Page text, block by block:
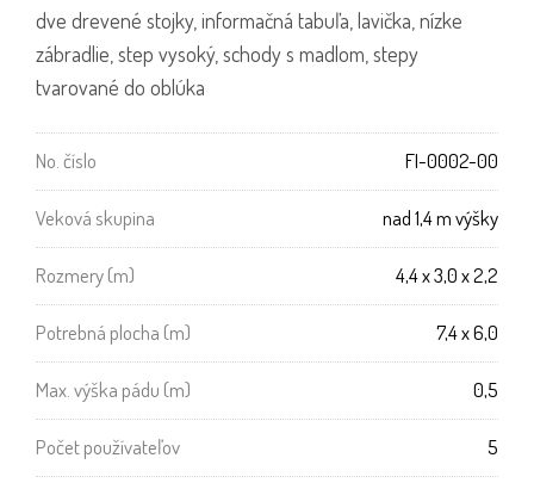
dve drevené stojky, informačná tabuľa, lavička, nízke
zábradlie, step vysoký, schody s madlom, stepy
tvarované do oblúka
No. číslo FI-0002-00
Veková skupina nad 1,4 m výšky
Rozmery (m) 4,4 x 3,0 x 2,2
Potrebná plocha (m) 7,4 x 6,0
Max. výška pádu (m) 0,5
Počet používateľov 5